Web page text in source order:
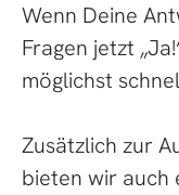
Wenn Deine
Fragen jetzt
möglichst
Zusätzlich zur
bieten wir auch